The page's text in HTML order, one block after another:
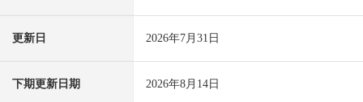
更新日 2026年7月31日
下期更新日期 2026年8月14日